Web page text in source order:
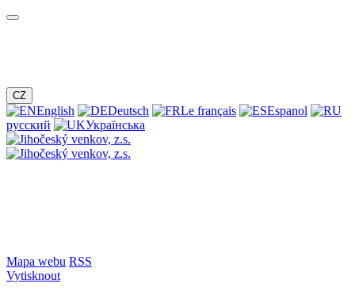
CZ
English Deutsch Le français
Espanol
русский
Українська
Mapa webu RSS
Vytisknout